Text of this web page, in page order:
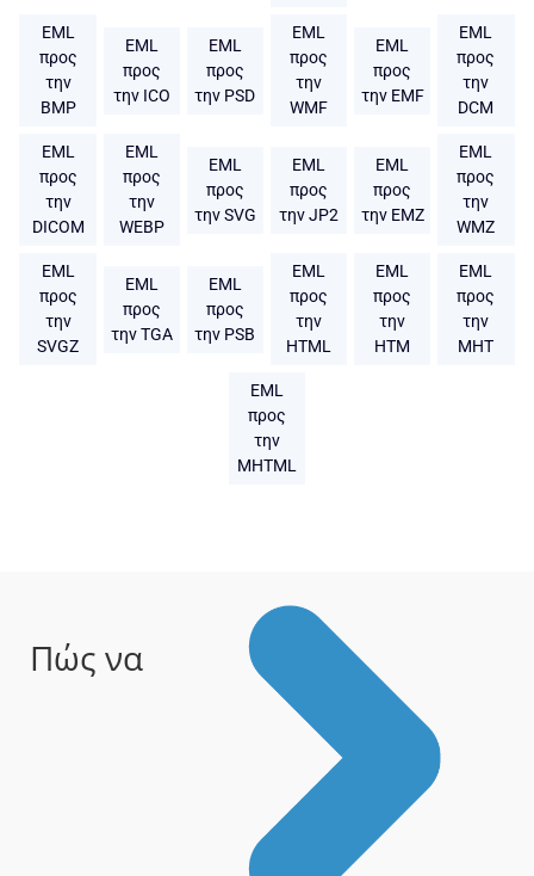
EML
προς
την
BMP
EML
προς
την ICO
EML
προς
την PSD
EML
προς
την
WMF
EML
προς
την EMF
EML
προς
την
DCM
EML
προς
την
DICOM
EML
προς
την
WEBP
EML
προς
την SVG
EML
προς
την JP2
EML
προς
την EMZ
EML
προς
την
WMZ
EML
προς
την
SVGZ
EML
προς
την TGA
EML
προς
την PSB
EML
προς
την
HTML
EML
προς
την
HTM
EML
προς
την
MHT
EML
προς
την
MHTML
Πώς να